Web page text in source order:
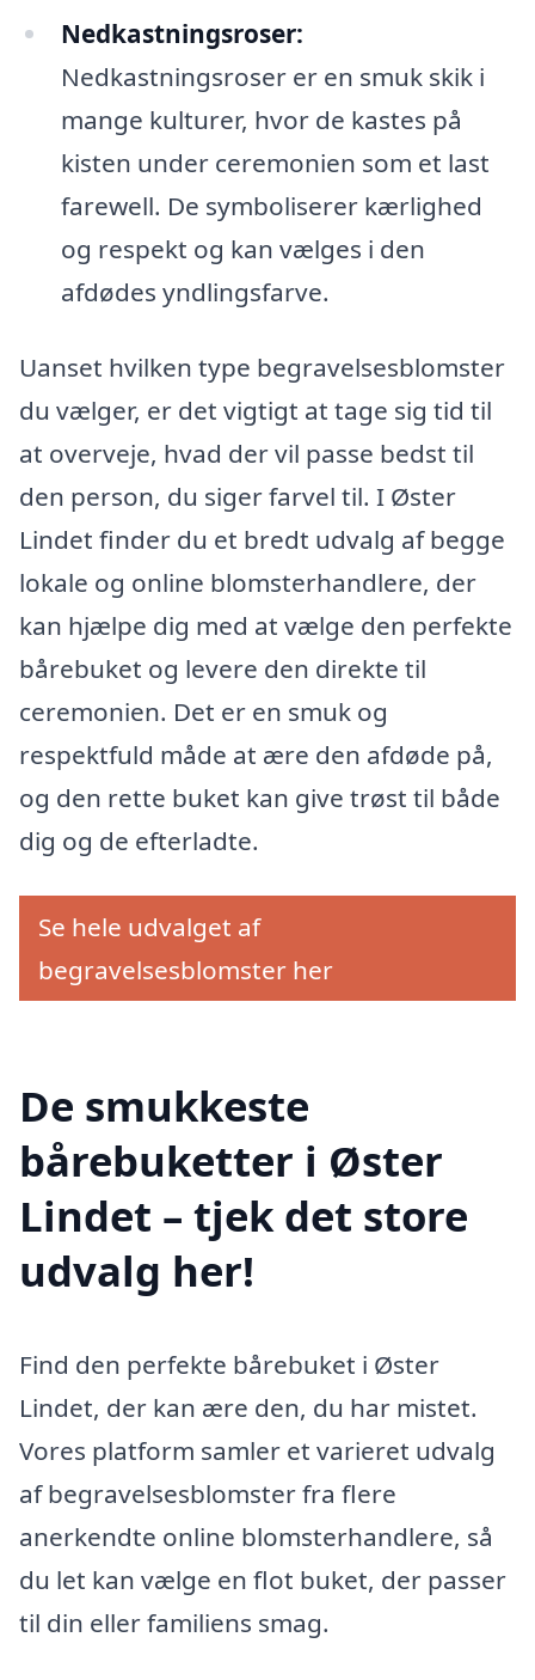
Nedkastningsroser:
Nedkastningsroser er en smuk skik i
mange kulturer, hvor de kastes på
kisten under ceremonien som et last
farewell. De symboliserer kærlighed
og respekt og kan vælges i den
afdødes yndlingsfarve.
Uanset hvilken type begravelsesblomster
du vælger, er det vigtigt at tage sig tid til
at overveje, hvad der vil passe bedst til
den person, du siger farvel til. I Øster
Lindet finder du et bredt udvalg af begge
lokale og online blomsterhandlere, der
kan hjælpe dig med at vælge den perfekte
bårebuket og levere den direkte til
ceremonien. Det er en smuk og
respektfuld måde at ære den afdøde på,
og den rette buket kan give trøst til både
dig og de efterladte.
Se hele udvalget af
begravelsesblomster her
De smukkeste
bårebuketter i Øster
Lindet – tjek det store
udvalg her!
Find den perfekte bårebuket i Øster
Lindet, der kan ære den, du har mistet.
Vores platform samler et varieret udvalg
af begravelsesblomster fra flere
anerkendte online blomsterhandlere, så
du let kan vælge en flot buket, der passer
til din eller familiens smag.